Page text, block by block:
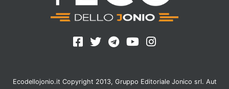
Ecodellojonio.it Copyright 2013, Gruppo Editoriale Jonico srl. Aut